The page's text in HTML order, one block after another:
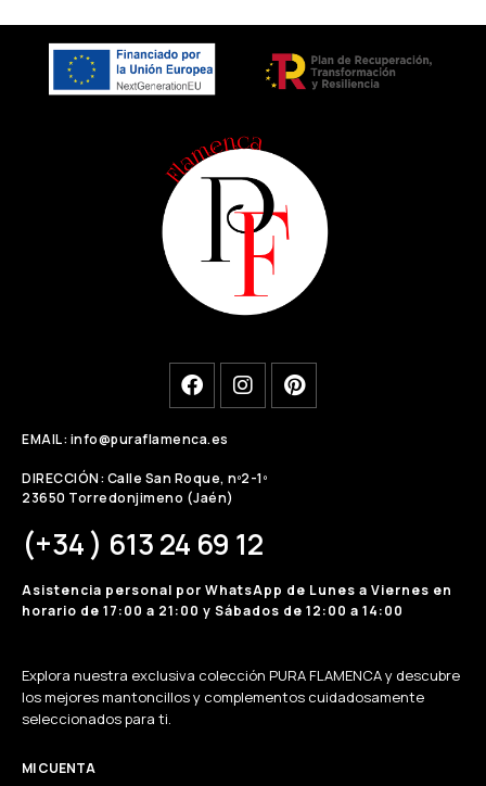
EMAIL: info@puraflamenca.es
DIRECCIÓN: Calle San Roque, nº2-1º
23650 Torredonjimeno (Jaén)
(+34 ) 613 24 69 12
Asistencia personal por WhatsApp de Lunes a Viernes en
horario de 17:00 a 21:00 y Sábados de 12:00 a 14:00
Explora nuestra exclusiva colección PURA FLAMENCA y descubre
los mejores mantoncillos y complementos cuidadosamente
seleccionados para ti.
MI CUENTA